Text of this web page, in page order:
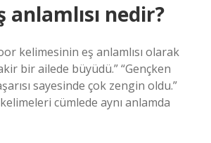
anlamlısı nedir?
kelimesinin eş anlamlısı olarak
bir ailede büyüdü.” “Gençken
sayesinde çok zengin oldu.”
cümlede aynı anlamda